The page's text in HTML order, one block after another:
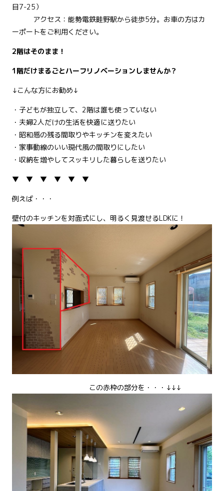
目7-25）
アクセス：能勢電鉄畦野駅から徒歩5分。お車の方はカ
ーポートをご利用ください。
2階はそのまま！
1階だけまるごとハーフリノベーションしませんか？
↓こんな方にお勧め↓
・子どもが独立して、2階は誰も使っていない
・夫婦2人だけの生活を快適に送りたい
・昭和感の残る間取りやキッチンを変えたい
・家事動線のいい現代風の間取りにしたい
・収納を増やしてスッキリした暮らしを送りたい
▼ ▼ ▼ ▼ ▼ ▼
例えば・・・
壁付のキッチンを対面式にし、明るく見渡せるLDKに！
この赤枠の部分を・・・↓↓↓